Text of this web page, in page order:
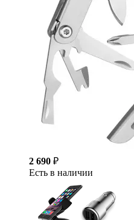
2 690 ₽
Есть в наличии